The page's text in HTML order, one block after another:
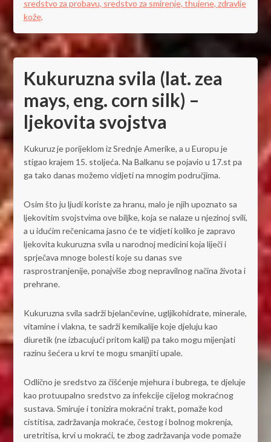
sredstvo za probavu, sredstvo za smirenje, thujene, zdravlje
kože,
Kukuruzna svila (lat. zea
mays, eng. corn silk) –
ljekovita svojstva
Kukuruz je porijeklom iz Srednje Amerike, a u Europu je
stigao krajem 15. stoljeća. Na Balkanu se pojavio u 17.st pa
ga tako danas možemo vidjeti na mnogim područjima.
Osim što ju ljudi koriste za hranu, malo je njih upoznato sa
ljekovitim svojstvima ove biljke, koja se nalaze u njezinoj svili,
a u idućim rečenicama jasno će te vidjeti koliko je zapravo
ljekovita kukuruzna svila u narodnoj medicini koja liječi i
sprječava mnoge bolesti koje su danas sve
rasprostranjenije, ponajviše zbog nepravilnog načina života i
prehrane.
Kukuruzna svila sadrži bjelančevine, ugljikohidrate, minerale,
vitamine i vlakna, te sadrži kemikalije koje djeluju kao
diuretik (ne izbacujući pritom kalij) pa tako mogu mijenjati
razinu šećera u krvi te mogu smanjiti upale.
Odlično je sredstvo za čišćenje mjehura i bubrega, te djeluje
kao protuupalno sredstvo za infekcije cijelog mokraćnog
sustava. Smiruje i tonizira mokraćni trakt, pomaže kod
cistitisa, zadržavanja mokraće, čestog i bolnog mokrenja,
uretritisa, krvi u mokraći, te zbog zadržavanja vode pomaže